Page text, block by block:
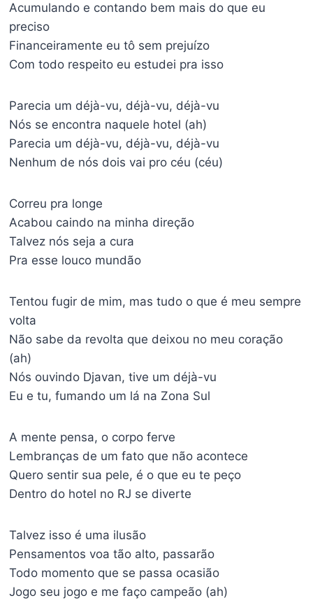
Acumulando e contando bem mais do que eu
preciso
Financeiramente eu tô sem prejuízo
Com todo respeito eu estudei pra isso
Parecia um déjà-vu, déjà-vu, déjà-vu
Nós se encontra naquele hotel (ah)
Parecia um déjà-vu, déjà-vu, déjà-vu
Nenhum de nós dois vai pro céu (céu)
Correu pra longe
Acabou caindo na minha direção
Talvez nós seja a cura
Pra esse louco mundão
Tentou fugir de mim, mas tudo o que é meu sempre
volta
Não sabe da revolta que deixou no meu coração
(ah)
Nós ouvindo Djavan, tive um déjà-vu
Eu e tu, fumando um lá na Zona Sul
A mente pensa, o corpo ferve
Lembranças de um fato que não acontece
Quero sentir sua pele, é o que eu te peço
Dentro do hotel no RJ se diverte
Talvez isso é uma ilusão
Pensamentos voa tão alto, passarão
Todo momento que se passa ocasião
Jogo seu jogo e me faço campeão (ah)